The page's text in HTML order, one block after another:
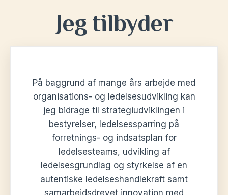
Jeg tilbyder
På baggrund af mange års arbejde med
organisations- og ledelsesudvikling kan
jeg bidrage til strategiudviklingen i
bestyrelser, ledelsessparring på
forretnings- og indsatsplan for
ledelsesteams, udvikling af
ledelsesgrundlag og styrkelse af en
autentiske ledelseshandlekraft samt
samarbejdsdrevet innovation med